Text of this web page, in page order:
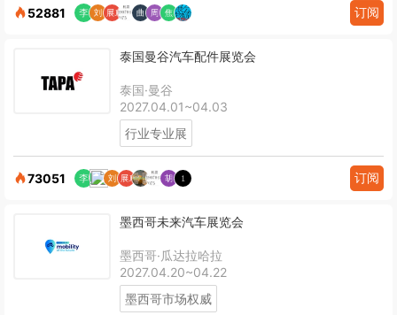
52881 订阅
泰国曼谷汽车配件展览会
泰国·曼谷
2027.04.01~04.03
行业专业展
73051 订阅
墨西哥未来汽车展览会
墨西哥·瓜达拉哈拉
2027.04.20~04.22
墨西哥市场权威